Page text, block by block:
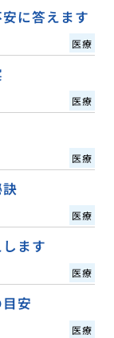
に答えます
医療
医療
医療
医療
ます
医療
安
医療